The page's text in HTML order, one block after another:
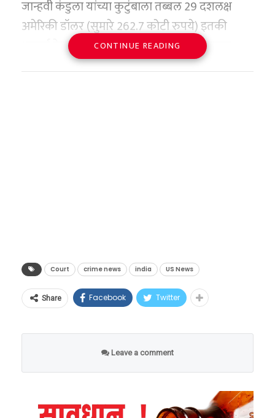
जान्हवी कंडुला यांच्या कुटुंबाला तब्बल 29 दशलक्ष
अमेरिकी डॉलर (सुमारे 262.7 कोटी रुपये) इतकी
भरपाई देण्याचा निर्णय घेण्यात आला आहे. सिएटल
शहर प्रशासनाने अधिकृतरीत्या या आर्थिक तडजोडीची
अपघात कसा घडला?
CONTINUE READING
Court crime news india US News
Share Facebook Twitter
Leave a comment